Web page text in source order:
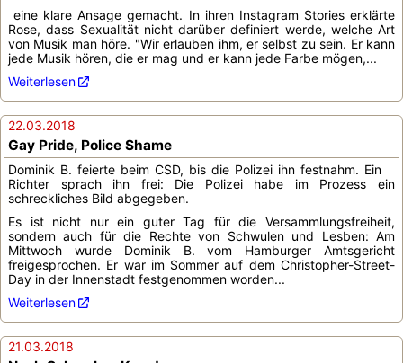
eine klare Ansage gemacht. In ihren Instagram Stories erklärte
Rose, dass Sexualität nicht darüber definiert werde, welche Art
von Musik man höre. "Wir erlauben ihm, er selbst zu sein. Er kann
jede Musik hören, die er mag und er kann jede Farbe mögen,...
Weiterlesen
22.03.2018
Gay Pride, Police Shame
Dominik B. feierte beim CSD, bis die Polizei ihn festnahm. Ein
Richter sprach ihn frei: Die Polizei habe im Prozess ein
schreckliches Bild abgegeben.
Es ist nicht nur ein guter Tag für die Versammlungsfreiheit,
sondern auch für die Rechte von Schwulen und Lesben: Am
Mittwoch wurde Dominik B. vom Hamburger Amtsgericht
freigesprochen. Er war im Sommer auf dem Christopher-Street-
Day in der Innenstadt festgenommen worden...
Weiterlesen
21.03.2018